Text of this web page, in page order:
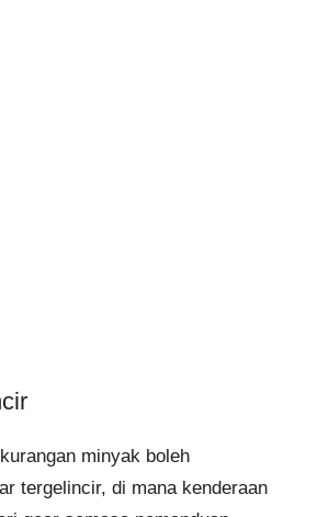
minyak boleh
tergelincir, di mana kenderaan